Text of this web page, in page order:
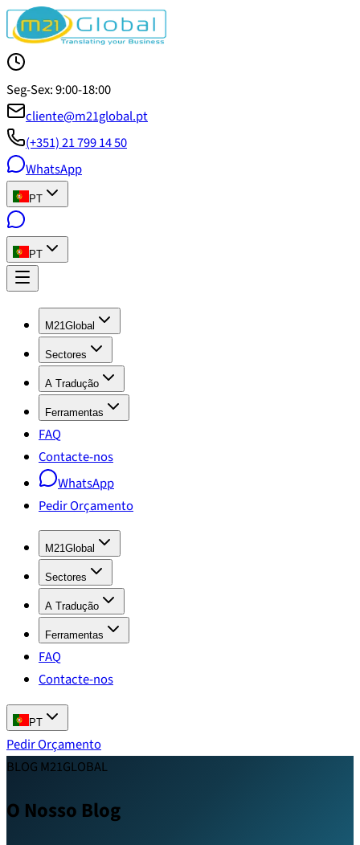
Seg-Sex: 9:00-18:00
cliente@m21global.pt
(+351) 21 799 14 50
WhatsApp
PT
PT
M21Global
Sectores
A Tradução
Ferramentas
FAQ
Contacte-nos
WhatsApp
Pedir Orçamento
M21Global
Sectores
A Tradução
Ferramentas
FAQ
Contacte-nos
PT
Pedir Orçamento
BLOG M21GLOBAL
O Nosso Blog